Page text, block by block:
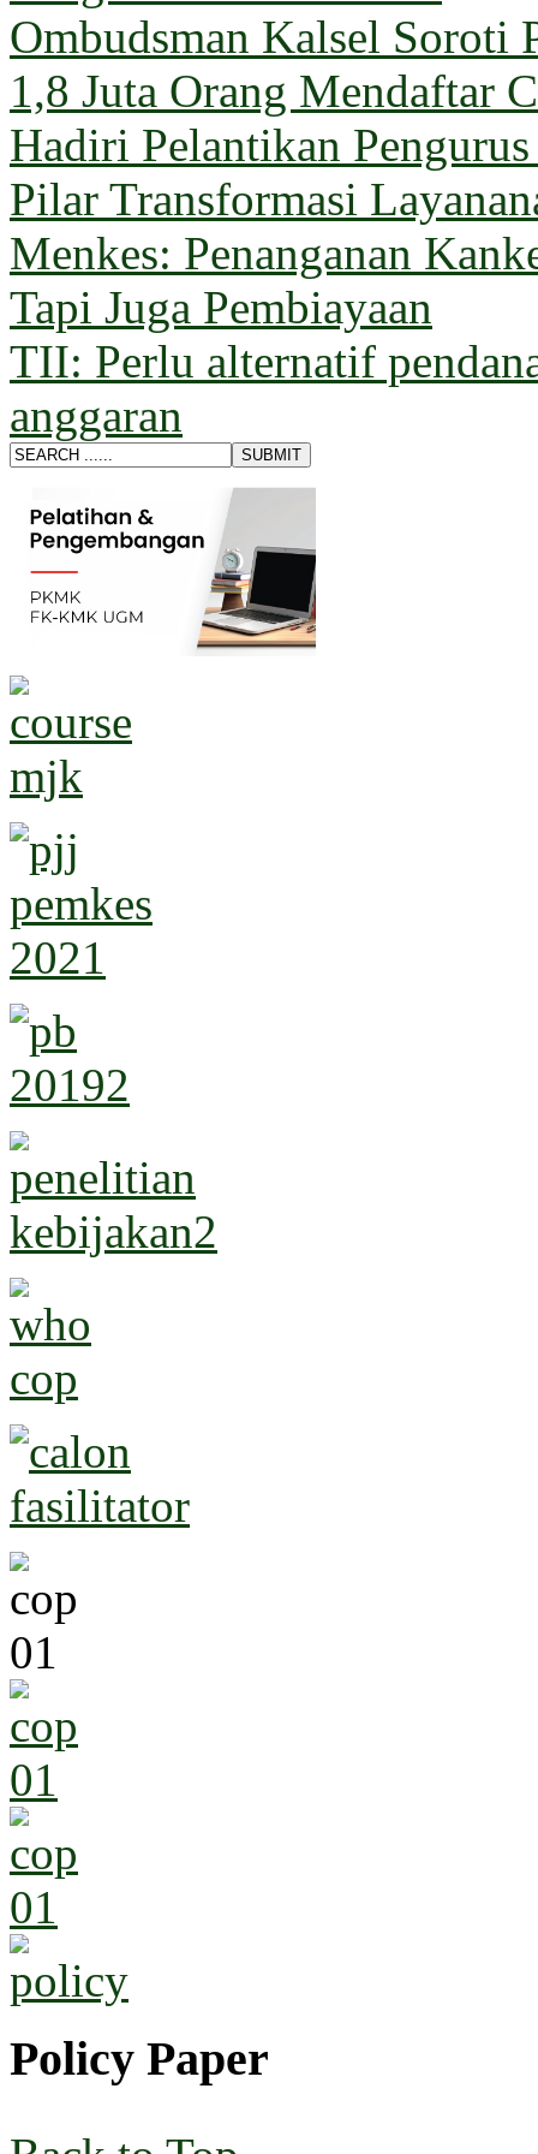
Ombudsman Kalsel Soroti
1,8 Juta Orang Mendaftar
Hadiri Pelantikan
Pilar Transformasi
Menkes: Penanganan
Tapi Juga Pembiayaan
TII: Perlu alternatif
anggaran
Policy Paper